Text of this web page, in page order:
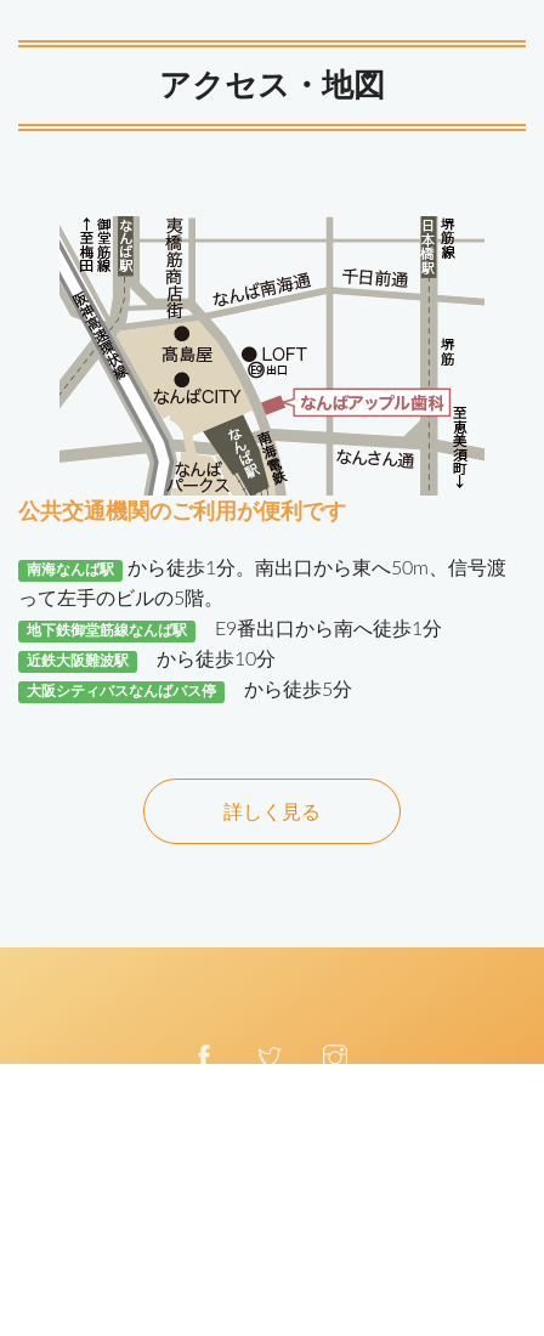
アクセス・地図
公共交通機関のご利用が便利です
南海なんば駅
から徒歩1分。南出口から東へ50m、信号渡
って左手のビルの5階。
地下鉄御堂筋線なんば駅 E9番出口から南へ徒歩1分
近鉄大阪難波駅 から徒歩10分
大阪シティバスなんばバス停 から徒歩5分
詳しく見る